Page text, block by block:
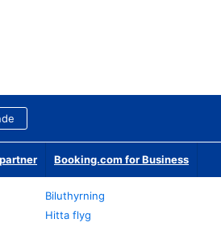
Booking.com for Business
Biluthyrning
Hitta flyg